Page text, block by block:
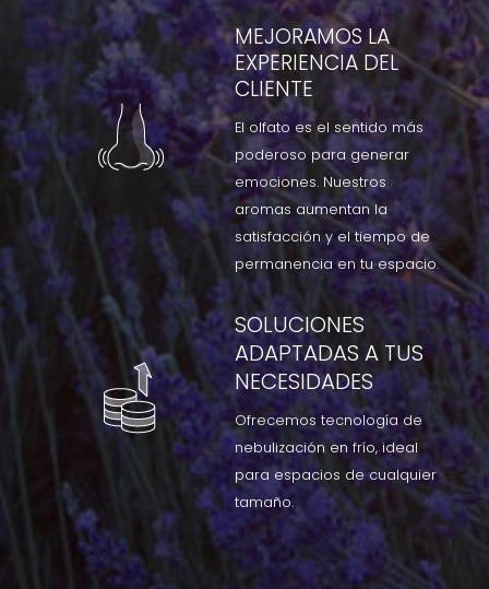
MEJORAMOS LA
EXPERIENCIA DEL
CLIENTE
El olfato es el sentido más
poderoso para generar
emociones. Nuestros
aromas aumentan la
satisfacción y el tiempo de
permanencia en tu espacio.
SOLUCIONES
ADAPTADAS A TUS
NECESIDADES
Ofrecemos tecnología de
nebulización en frío, ideal
para espacios de cualquier
tamaño.